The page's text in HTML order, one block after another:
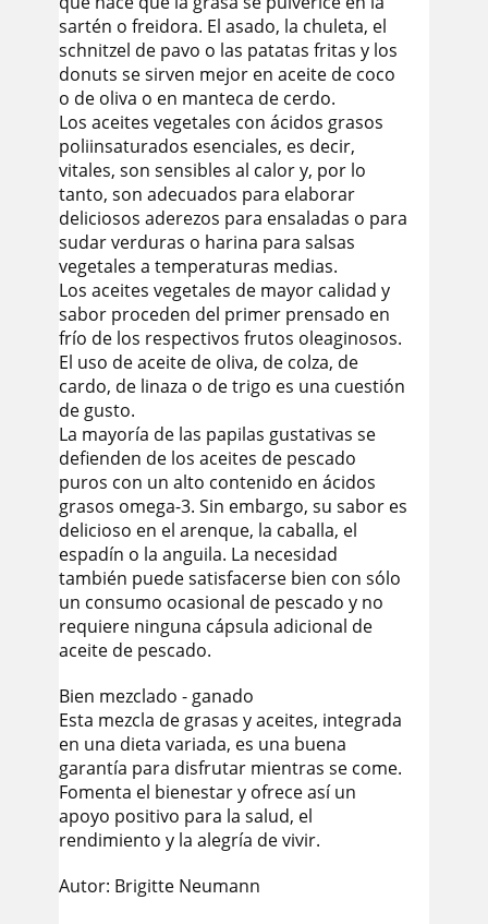
sartén o freidora. El asado, la chuleta, el
schnitzel de pavo o las patatas fritas y los
donuts se sirven mejor en aceite de coco
o de oliva o en manteca de cerdo.
Los aceites vegetales con ácidos grasos
poliinsaturados esenciales, es decir,
vitales, son sensibles al calor y, por lo
tanto, son adecuados para elaborar
deliciosos aderezos para ensaladas o para
sudar verduras o harina para salsas
vegetales a temperaturas medias.
Los aceites vegetales de mayor calidad y
sabor proceden del primer prensado en
frío de los respectivos frutos oleaginosos.
El uso de aceite de oliva, de colza, de
cardo, de linaza o de trigo es una cuestión
de gusto.
La mayoría de las papilas gustativas se
defienden de los aceites de pescado
puros con un alto contenido en ácidos
grasos omega-3. Sin embargo, su sabor es
delicioso en el arenque, la caballa, el
espadín o la anguila. La necesidad
también puede satisfacerse bien con sólo
un consumo ocasional de pescado y no
requiere ninguna cápsula adicional de
aceite de pescado.
Bien mezclado - ganado
Esta mezcla de grasas y aceites, integrada
en una dieta variada, es una buena
garantía para disfrutar mientras se come.
Fomenta el bienestar y ofrece así un
apoyo positivo para la salud, el
rendimiento y la alegría de vivir.
Autor: Brigitte Neumann